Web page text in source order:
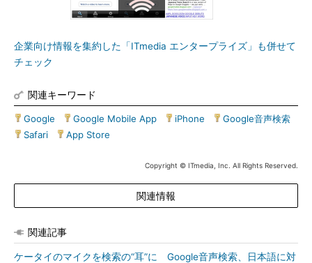
企業向け情報を集約した「ITmedia エンタープライズ」も併せて
チェック
関連キーワード
Google Google Mobile App iPhone Google音声検索
Safari
App Store
Copyright © ITmedia, Inc. All Rights Reserved.
関連情報
関連記事
ケータイのマイクを検索の“耳”に Google音声検索、日本語に対